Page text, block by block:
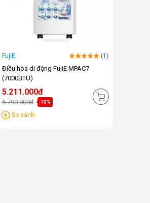
FujiE (1)
Điều hòa di động FujiE MPAC7
(7000BTU)
5.211.000đ
5.790.000đ -10%
So sánh